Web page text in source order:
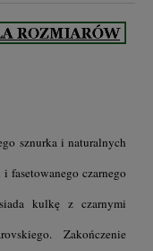
sznurka i naturalnych
fasetowanego czarnego
kulkę z czarnymi
Zakończenie